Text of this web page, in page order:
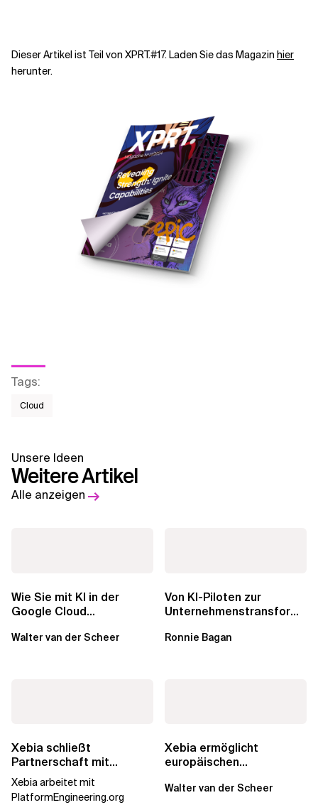
Dieser Artikel ist Teil von XPRT.#17. Laden Sie das Magazin hier
herunter.
Tags:
Cloud
Unsere Ideen
Weitere Artikel
Alle anzeigen
Wie Sie mit KI in der
Google Cloud
freisetzen
Walter van der Scheer
Von KI-Piloten zur
Organisationen bei der...
Ronnie Bagan
Xebia schließt
Partnerschaft mit
PlatformEngineering.org
Xebia arbeitet mit
PlatformEngineering.org
Xebia ermöglicht
europäischen
Übernahme der AWS
Walter van der Scheer